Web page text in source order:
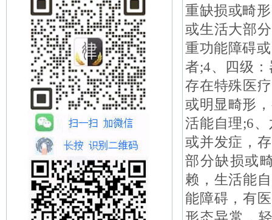
重缺损或畸
或生活大部
重功能障碍
者;4、四级
存在特殊医
或明显畸形
活能自理;6
或并发症，
部分缺损或
赖，生活能
能障碍，有